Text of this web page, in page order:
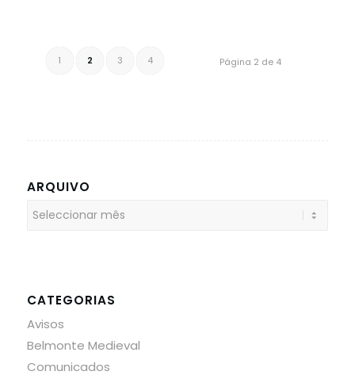
Página 2 de 4
1 2 3 4
ARQUIVO
CATEGORIAS
Avisos
Belmonte Medieval
Comunicados